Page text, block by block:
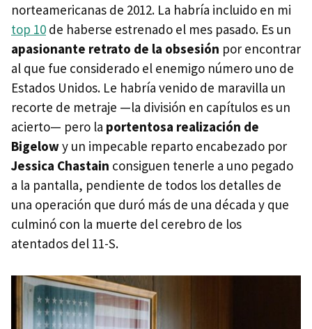
norteamericanas de 2012. La habría incluido en mi
top 10 de haberse estrenado el mes pasado. Es un
apasionante retrato de la obsesión por encontrar
al que fue considerado el enemigo número uno de
Estados Unidos. Le habría venido de maravilla un
recorte de metraje —la división en capítulos es un
acierto— pero la portentosa realización de
Bigelowy un impecable reparto encabezado por
Jessica Chastain consiguen tenerle a uno pegado
a la pantalla, pendiente de todos los detalles de
una operación que duró más de una década y que
culminó con la muerte del cerebro de los
atentados del 11-S.